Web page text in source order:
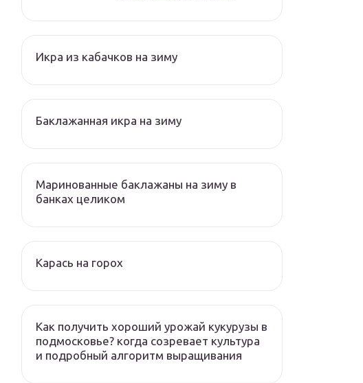
Икра из кабачков на зиму
Баклажанная икра на зиму
Маринованные баклажаны на зиму в
банках целиком
Карась на горох
Как получить хороший урожай кукурузы в
подмосковье? когда созревает культура
и подробный алгоритм выращивания